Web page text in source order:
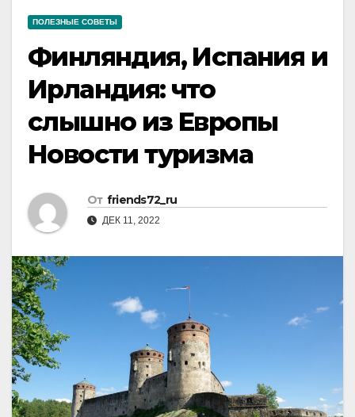
ПОЛЕЗНЫЕ СОВЕТЫ
Финляндия, Испания и
Ирландия: что
слышно из Европы Ӏ
Новости туризма
От friends72_ru
ДЕК 11, 2022